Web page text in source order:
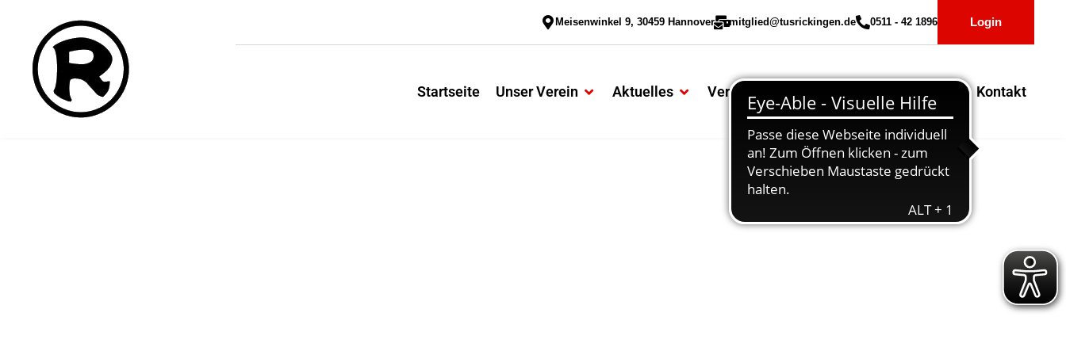
Meisenwinkel 9, 30459 Hannover mitglied@tusrickingen.de 0511 - 42 1896 Login
Startseite Unser Verein Aktuelles Vereinssport Kontakt